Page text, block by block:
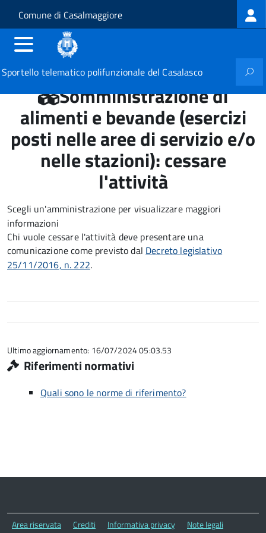
Salta al contenuto principale
Skip to site navigation
Comune di Casalmaggiore
Sportello telematico polifunzionale del Casalasco
Somministrazione di
alimenti e bevande (esercizi
posti nelle aree di servizio e/o
nelle stazioni): cessare
l'attività
Scegli un'amministrazione per visualizzare maggiori
informazioni
Chi vuole cessare l'attività deve presentare una
comunicazione come previsto dal Decreto legislativo
25/11/2016, n. 222.
Ultimo aggiornamento: 16/07/2024 05:03.53
Riferimenti normativi
Quali sono le norme di riferimento?
Area riservata Crediti Informativa privacy
Note legali